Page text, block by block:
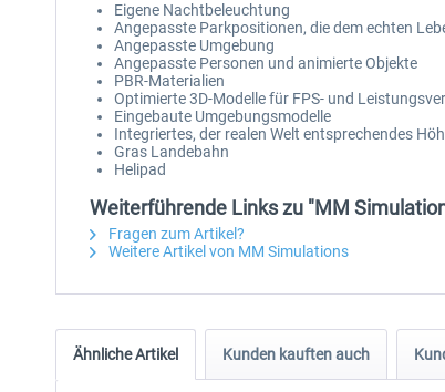
Eigene Nachtbeleuchtung
Angepasste Parkpositionen, die dem echten
Angepasste Umgebung
Angepasste Personen und animierte Objekte
PBR-Materialien
Optimierte 3D-Modelle für FPS- und
Eingebaute Umgebungsmodelle
Integriertes, der realen Welt entsprechendes
Gras Landebahn
Helipad
Weiterführende Links zu "MM
Fragen zum Artikel?
Weitere Artikel von MM Simulations
Ähnliche Artikel Kunden kauften auch